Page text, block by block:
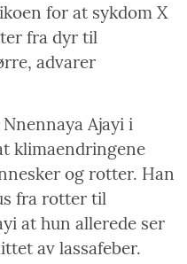
for at sykdom X
fra dyr til
advarer
Ajayi i
klimaendringene
og rotter. Han
fra rotter til
at hun allerede ser
av lassafeber.